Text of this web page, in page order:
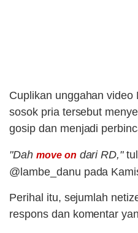
Cuplikan unggahan
sosok pria tersebut
gosip dan menjadi
"Dah move on dari RD,"
@lambe_danu pada
Perihal itu, sejumlah
respons dan komentar